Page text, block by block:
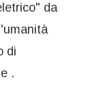
da
di
.